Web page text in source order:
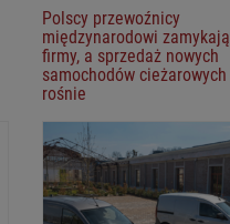
Polscy przewoźnicy
międzynarodowi zamykają
firmy, a sprzedaż nowych
samochodów cieżarowych
rośnie